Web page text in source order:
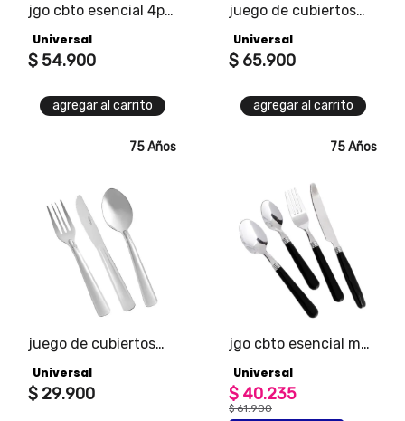
jgo cbto esencial 4pt
Universal
$ 54.900
agregar al carrito
juego de cubiertos
piezas
Universal
$ 65.900
agregar al carrito
75 Años
juego de cubiertos
Universal
$ 29.900
75 Años
jgo cbto esencial mg
Universal
$ 40.235
$ 61.900